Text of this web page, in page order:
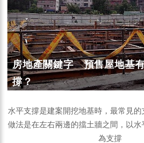
房地產關鍵字 預售屋地基
撐？
水平支撐是建案開挖地基時，最常見的
做法是在左右兩邊的擋土牆之間，以
為支撐